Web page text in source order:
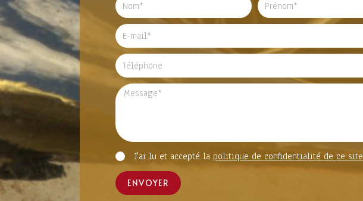
J'ai lu et accepté la politique de confidentialité de ce site
ENVOYER